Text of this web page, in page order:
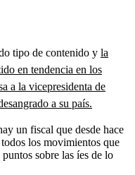
tipo de contenido y la
en tendencia en los
a la vicepresidenta de
a su país.
un fiscal que desde hace
los movimientos que
sobre las íes de lo